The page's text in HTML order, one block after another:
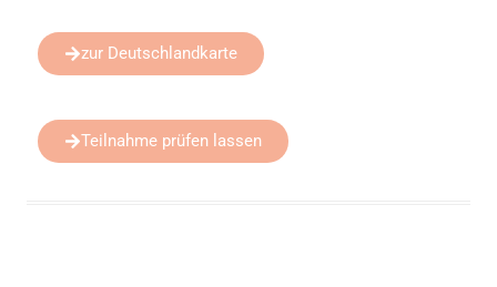
zur Deutschlandkarte
Teilnahme prüfen lassen